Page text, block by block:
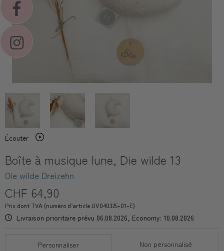
Écouter
Boîte à musique lune, Die wilde 13
Die wilde Dreizehn
CHF 64,90
Prix dont TVA (numéro d’article UV040325-01-E)
Livraison prioritaire prévu 06.08.2026, Economy: 10.08.2026
Personnaliser
Non personnalisé